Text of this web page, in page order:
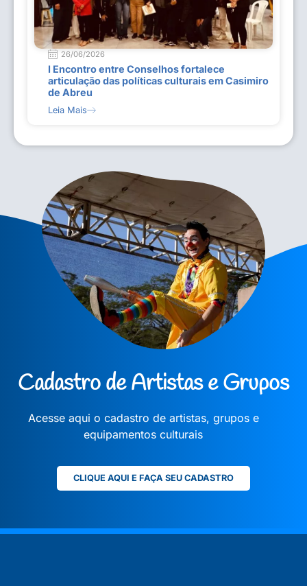
26/06/2026
I Encontro entre Conselhos fortalece
articulação das políticas culturais em Casimiro
de Abreu
Leia Mais
Cadastro de Artistas e Grupos
Acesse aqui o cadastro de artistas, grupos e
equipamentos culturais
CLIQUE AQUI E FAÇA SEU CADASTRO